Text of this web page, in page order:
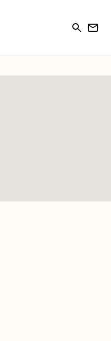
search newsletter